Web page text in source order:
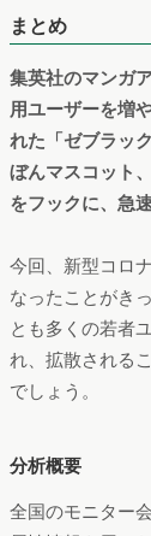
出典: https://
少年ジャンプ公
まとめ
集英社のマンガ
用ユーザーを増
れた「ゼブラッ
ぼんマスコット
をフックに、急
なったことがき
とも多くの若者